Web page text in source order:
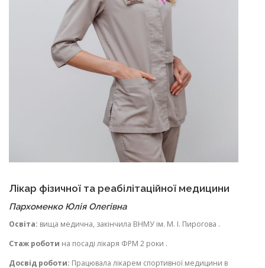
Лікар фізичної та реабілітаційної медицини
Пархоменко Юлія Олегівна
Освіта: вища медична, закінчила ВНМУ ім. М. І. Пирогова .
Стаж роботи на посаді лікаря ФРМ 2 роки .
Досвід роботи: Працювала лікарем спортивної медицини в